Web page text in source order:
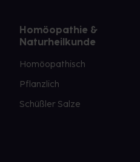
Homöopathie &
Naturheilkunde
Homöopathisch
Pflanzlich
Schüßler Salze